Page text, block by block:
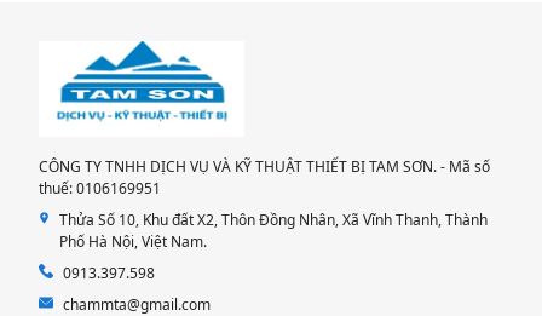
CÔNG TY TNHH DỊCH VỤ VÀ KỸ THUẬT THIẾT BỊ TAM SƠN. - Mã số
thuế: 0106169951
Thửa Số 10, Khu đất X2, Thôn Đồng Nhân, Xã Vĩnh Thanh, Thành
Phố Hà Nội, Việt Nam.
0913.397.598
chammta@gmail.com